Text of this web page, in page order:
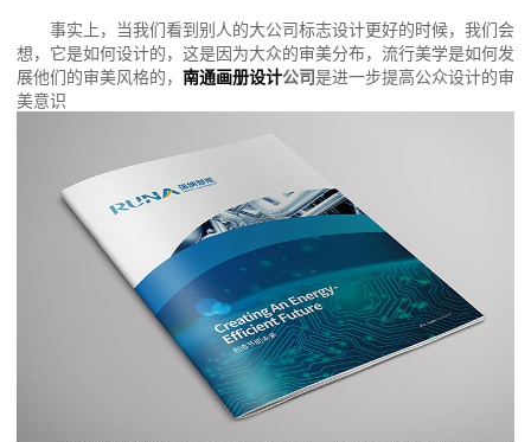
事实上，当我们看到别人的大公司标志设计更好的时候，我们会
想，它是如何设计的，这是因为大众的审美分布，流行美学是如何发
展他们的审美风格的， 南通画册设计公司是进一步提高公众设计的审
美意识